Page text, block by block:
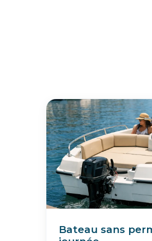
Bateau sans